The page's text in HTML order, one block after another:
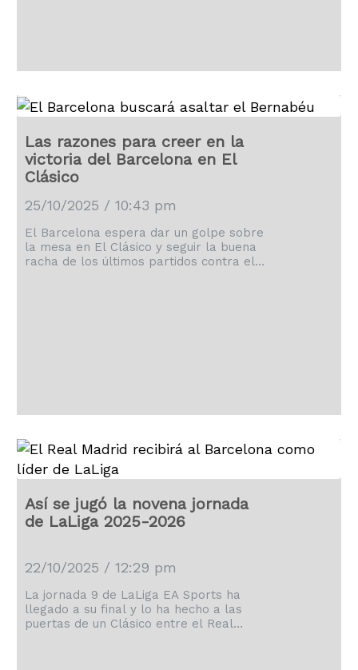
Las razones para creer en la
victoria del Barcelona en El
Clásico
25/10/2025 / 10:43 pm
El Barcelona espera dar un golpe sobre
la mesa en El Clásico y seguir la buena
racha de los últimos partidos contra el
Así se jugó la novena jornada
de LaLiga 2025-2026
22/10/2025 / 12:29 pm
La jornada 9 de LaLiga EA Sports ha
llegado a su final y lo ha hecho a las
puertas de un Clásico entre el Real